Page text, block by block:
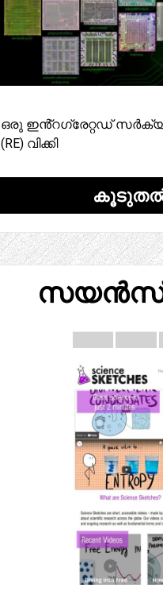
ഒരു ഇൻ്റഗ്രേറ്റഡ്
(RE) വിക്കി
കൂടുതൽ
സയൻസ്